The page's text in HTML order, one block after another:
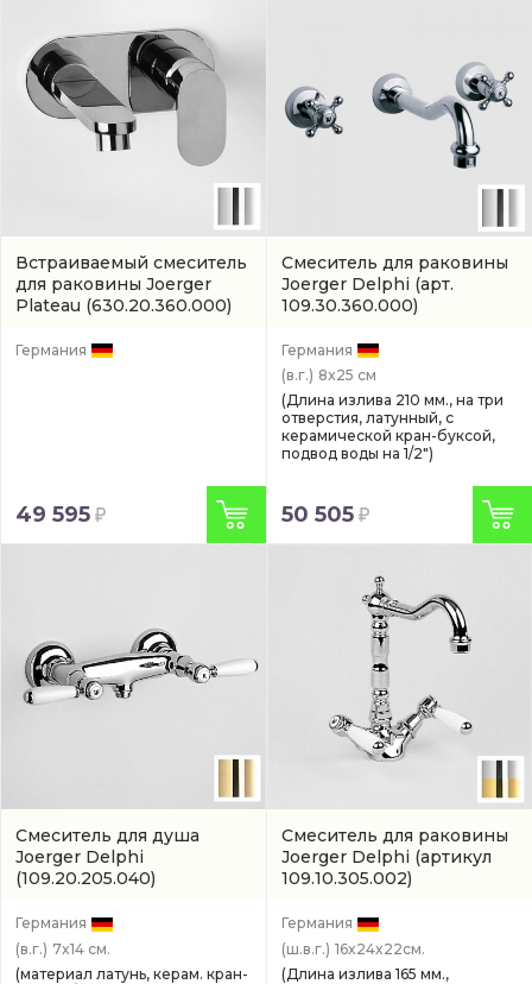
Встраиваемый смеситель
для раковины Joerger
Plateau (630.20.360.000)
Германия
49 595
Смеситель для раковины
Joerger Delphi (арт.
109.30.360.000)
Германия
(в.г.) 8x25 см
(Длина излива 210 мм., на три
отверстия, латунный, с
керамической кран-буксой,
подвод воды на 1/2")
50 505
Смеситель для душа
Joerger Delphi
(109.20.205.040)
Германия
(в.г.) 7x14 см.
(материал латунь, керам. кран-
Смеситель для раковины
Joerger Delphi (артикул
109.10.305.002)
Германия
(ш.в.г.) 16x24x22см.
(Длина излива 165 мм.,